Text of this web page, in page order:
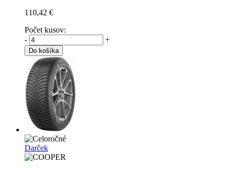
110,42 €
Počet kusov:
-
+
Do košíka
Darček